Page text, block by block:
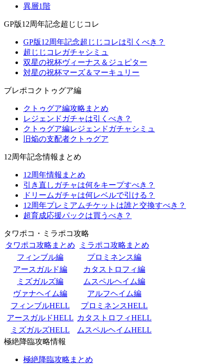
異層1階
GP版12周年記念超じじコレ
GP版12周年記念超じじコレは引くべき？
超じじコレガチャシミュ
双星の祝杯ヴィーナス＆ジュピター
対星の祝杯マーズ＆マーキュリー
ブレポコクトゥグア編
クトゥグア編攻略まとめ
レジェンドガチャは引くべき？
クトゥグア編レジェンドガチャシミュ
旧焔の支配者クトゥグア
12周年記念情報まとめ
12周年情報まとめ
引き直しガチャは何をキープすべき？
ドリームガチャは何レベルで引ける？
12周年プレミアムチケットは誰と交換すべき？
超育成応援パックは買うべき？
タワポコ・ミラポコ攻略
タワポコ攻略まとめ
ミラポコ攻略まとめ
フィンブル編
プロミネンス編
アースガルド編
カタストロフィ編
ミズガルズ編
ムスペルヘイム編
ヴァナヘイム編
アルフヘイム編
フィンブルHELL
プロミネンスHELL
アースガルドHELL カタストロフィHELL
ミズガルズHELL
ムスペルヘイムHELL
極絶降臨攻略情報
極絶降臨攻略まとめ